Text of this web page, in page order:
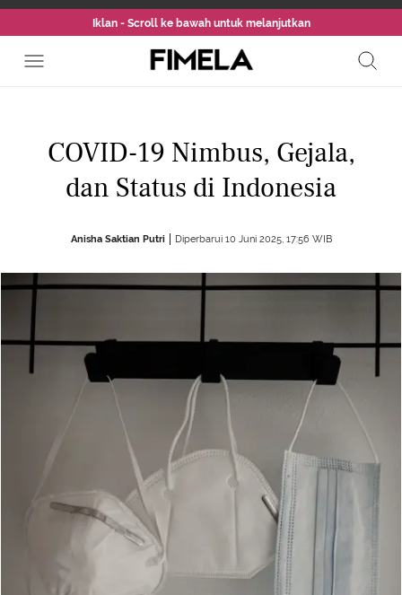
Iklan - Scroll ke bawah untuk melanjutkan
COVID-19 Nimbus, Gejala,
dan Status di Indonesia
Anisha Saktian Putri Diperbarui 10 Juni 2025, 17:56 WIB